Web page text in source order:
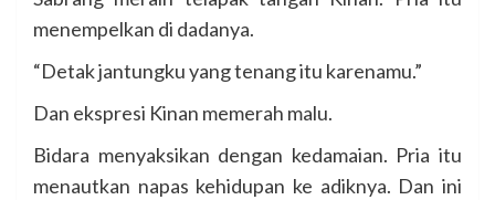
menempelkan di dadanya.
“Detak jantungku yang tenang itu karenamu.”
Dan ekspresi Kinan memerah malu.
Bidara menyaksikan dengan kedamaian. Pria itu
menautkan napas kehidupan ke adiknya. Dan ini